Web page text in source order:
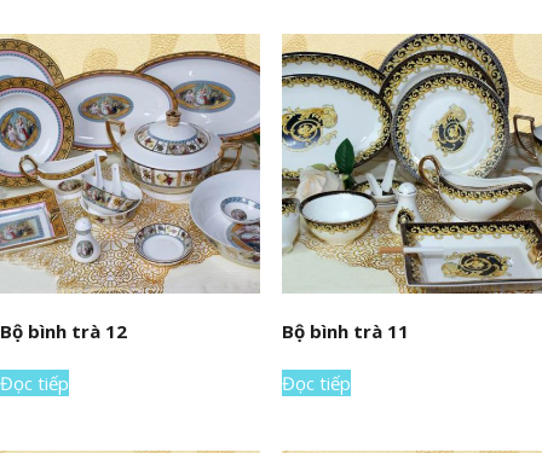
Bộ bình trà 12
Đọc tiếp
Bộ bình trà 11
Đọc tiếp